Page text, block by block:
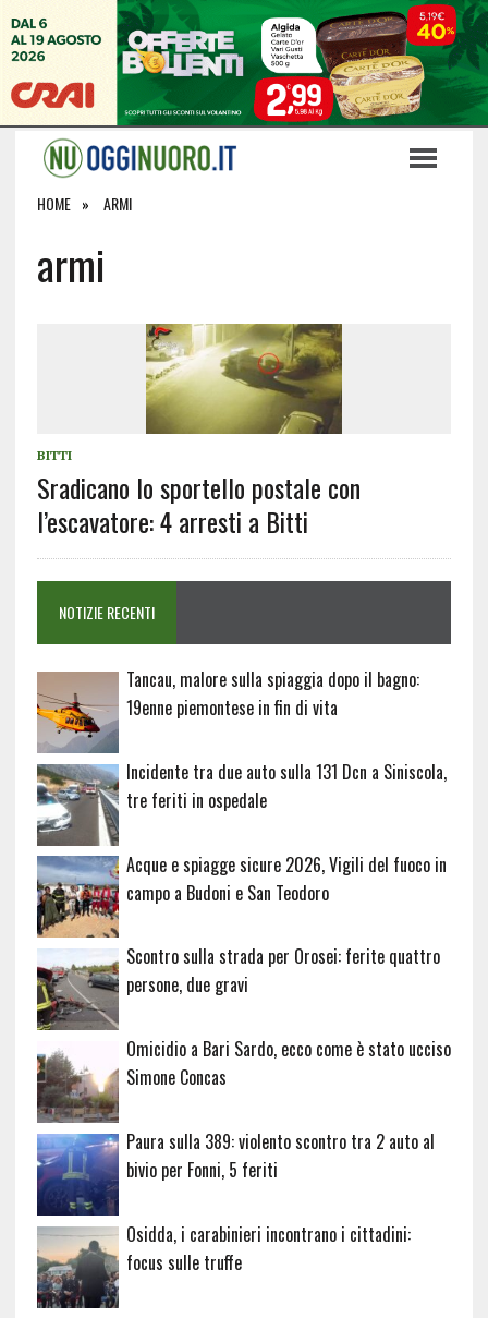
HOME ARMI
armi
BITTI
Sradicano lo sportello postale con
l’escavatore: 4 arresti a Bitti
NOTIZIE RECENTI
Tancau, malore sulla spiaggia dopo il bagno:
19enne piemontese in fin di vita
Incidente tra due auto sulla 131 Dcn a Siniscola,
tre feriti in ospedale
Acque e spiagge sicure 2026, Vigili del fuoco in
campo a Budoni e San Teodoro
Scontro sulla strada per Orosei: ferite quattro
persone, due gravi
Omicidio a Bari Sardo, ecco come è stato ucciso
Simone Concas
Paura sulla 389: violento scontro tra 2 auto al
bivio per Fonni, 5 feriti
Osidda, i carabinieri incontrano i cittadini:
focus sulle truffe